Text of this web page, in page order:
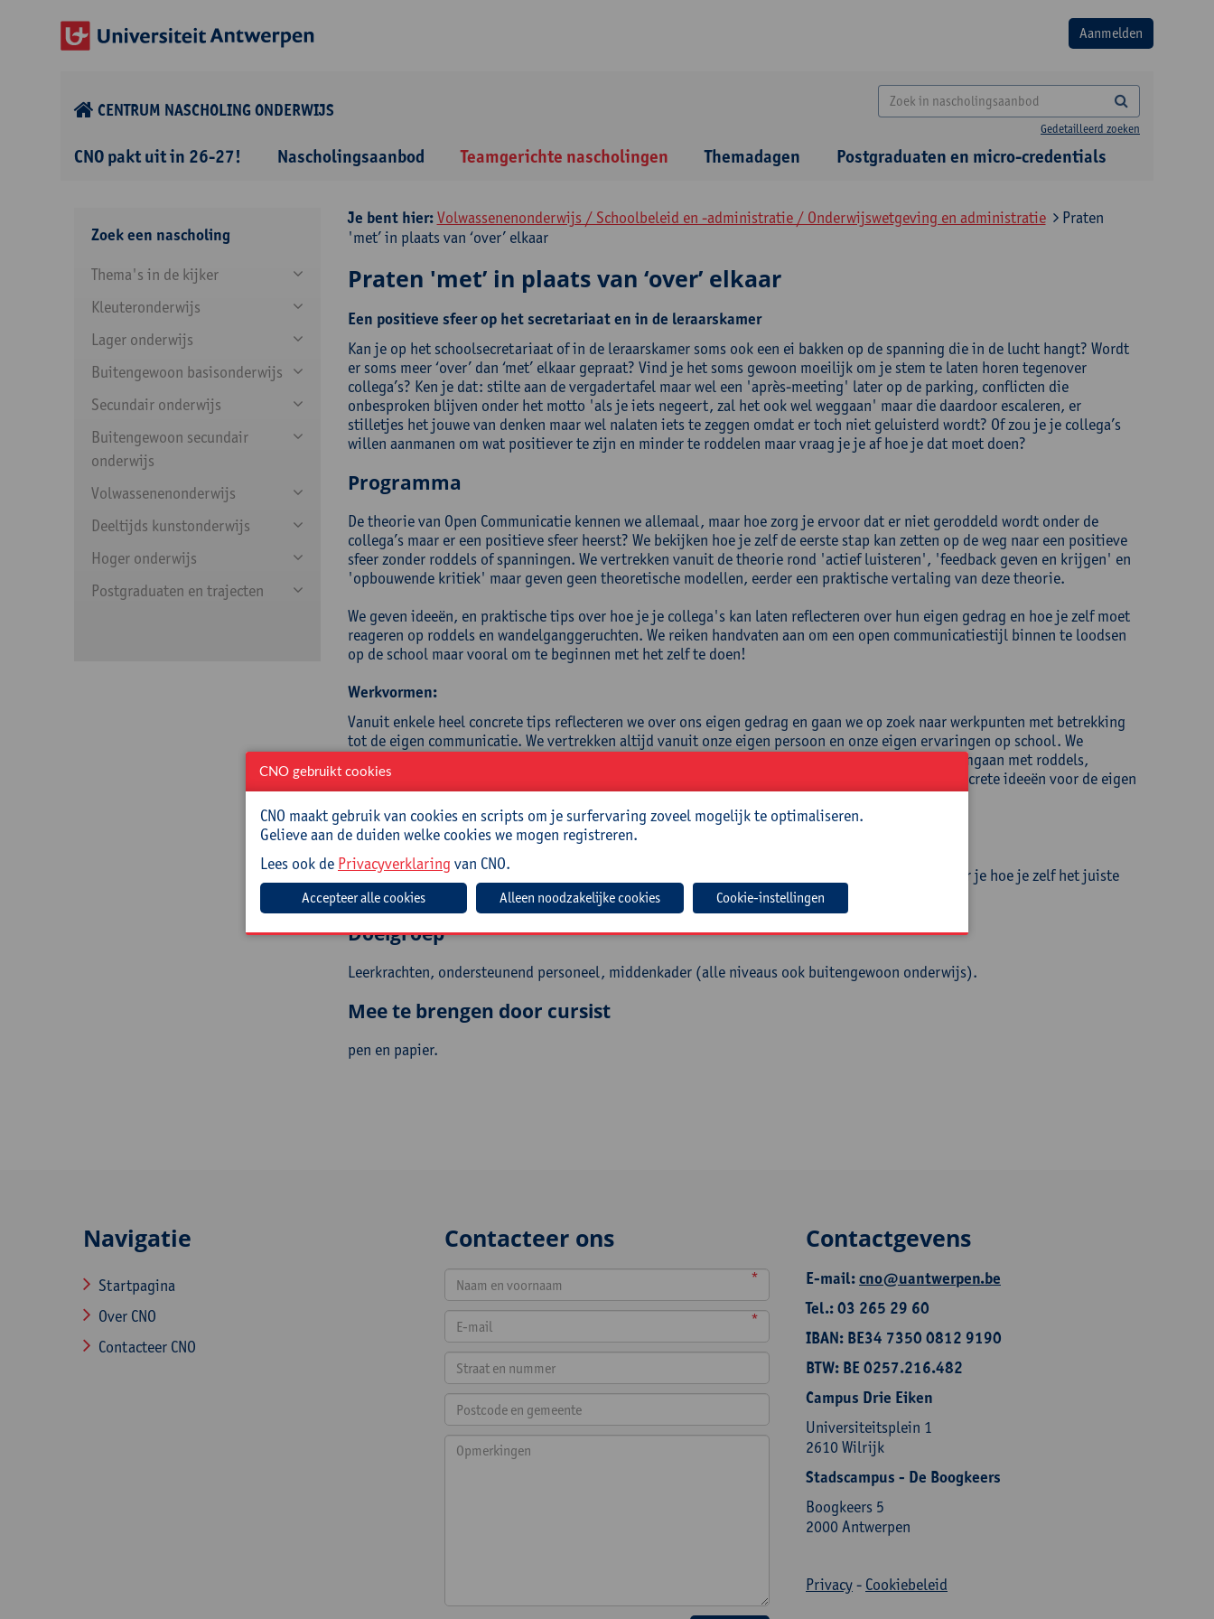
CENTRUM NASCHOLING ONDERWIJS
Gedetailleerd zoeken
CNO pakt uit in 26-27! Nascholingsaanbod Teamgerichte nascholingen Themadagen Postgraduaten en micro-credentials
Zoek een nascholing
Thema's in de kijker
Kleuteronderwijs
Lager onderwijs
Buitengewoon basisonderwijs
Secundair onderwijs
Buitengewoon secundair
onderwijs
Volwassenenonderwijs
Deeltijds kunstonderwijs
Hoger onderwijs
Postgraduaten en trajecten
Je bent hier:Volwassenenonderwijs / Schoolbeleid en -administratie / Onderwijswetgeving en administratie
Praten
'met’ in plaats van ‘over’ elkaar
Praten 'met’ in plaats van ‘over’ elkaar
Een positieve sfeer op het secretariaat en in de leraarskamer
Kan je op het schoolsecretariaat of in de leraarskamer soms ook een ei bakken op de spanning die in de lucht hangt? Wordt
er soms meer ‘over’ dan ‘met’ elkaar gepraat? Vind je het soms gewoon moeilijk om je stem te laten horen tegenover
collega’s? Ken je dat: stilte aan de vergadertafel maar wel een 'après-meeting' later op de parking, conflicten die
onbesproken blijven onder het motto 'als je iets negeert, zal het ook wel weggaan' maar die daardoor escaleren, er
stilletjes het jouwe van denken maar wel nalaten iets te zeggen omdat er toch niet geluisterd wordt? Of zou je je collega’s
willen aanmanen om wat positiever te zijn en minder te roddelen maar vraag je je af hoe je dat moet doen?
Programma
De theorie van Open Communicatie kennen we allemaal, maar hoe zorg je ervoor dat er niet geroddeld wordt onder de
collega’s maar er een positieve sfeer heerst? We bekijken hoe je zelf de eerste stap kan zetten op de weg naar een positieve
sfeer zonder roddels of spanningen. We vertrekken vanuit de theorie rond 'actief luisteren', 'feedback geven en krijgen' en
'opbouwende kritiek' maar geven geen theoretische modellen, eerder een praktische vertaling van deze theorie.
We geven ideeën, en praktische tips over hoe je je collega's kan laten reflecteren over hun eigen gedrag en hoe je zelf moet
reageren op roddels en wandelganggeruchten. We reiken handvaten aan om een open communicatiestijl binnen te loodsen
op de school maar vooral om te beginnen met het zelf te doen!
Werkvormen:
Vanuit enkele heel concrete tips reflecteren we over ons eigen gedrag en gaan we op zoek naar werkpunten met betrekking
tot de eigen communicatie. We vertrekken altijd vanuit onze eigen persoon en onze eigen ervaringen op school. We
bekijken aan de hand van enkele theoretische kaders en concrete tips hoe we op school kunnen omgaan met roddels,
weerstand, onderhuidse spanningen. Er is ruimte om te leren uit de ervaring van collega's en concrete ideeën voor de eigen
collega-ploeg uit te werken.
Doelstellingen
Je leert hoe je op school een open en motiverende schoolcultuur kan introduceren. Daarnaast leer je hoe je zelf het juiste
voorbeeld kan geven en welke troeven je in de hand hebt.
Doelgroep
Leerkrachten, ondersteunend personeel, middenkader (alle niveaus ook buitengewoon onderwijs).
Mee te brengen door cursist
pen en papier.
Navigatie
Startpagina
Over CNO
Contacteer CNO
Contacteer ons
*
*
Contactgevens
E-mail:cno@uantwerpen.be
Tel.: 03 265 29 60
IBAN: BE34 7350 0812 9190
BTW: BE 0257.216.482
Campus Drie Eiken
Universiteitsplein 1
2610 Wilrijk
Stadscampus - De Boogkeers
Boogkeers 5
2000 Antwerpen
Privacy- Cookiebeleid
CNO gebruikt cookies
CNO maakt gebruik van cookies en scripts om je surfervaring zoveel mogelijk te optimaliseren.
Gelieve aan de duiden welke cookies we mogen registreren.
Lees ook de Privacyverklaring van CNO.
Cookie-instellingen